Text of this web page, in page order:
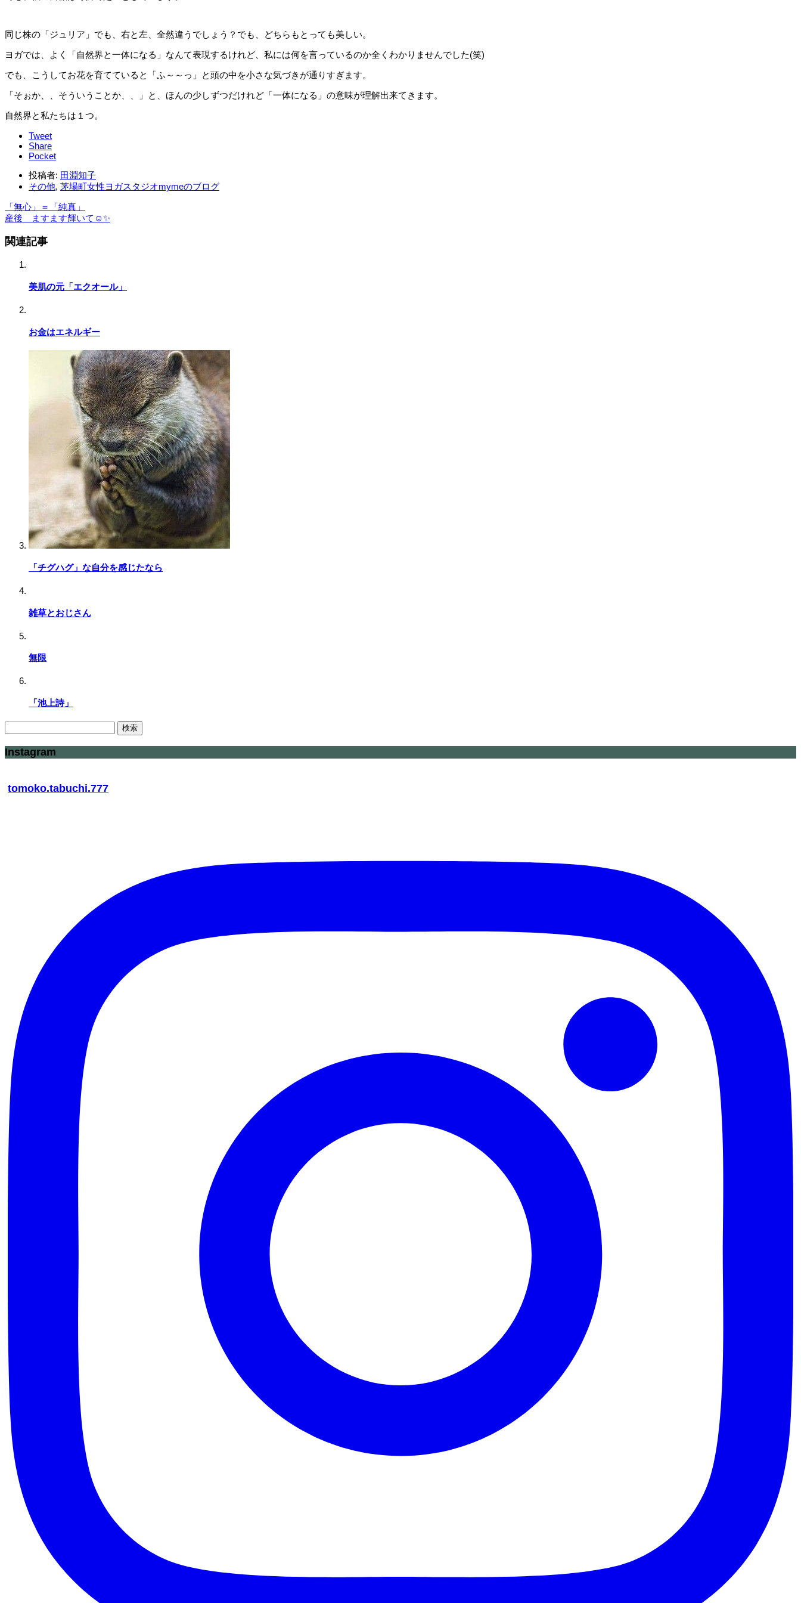
同じ株の「ジュリア」でも、右と左、全然違うでしょう？でも、どちらもとっても美しい。
ヨガでは、よく「自然界と一体になる」なんて表現するけれど、私には何を言っているのか全くわかりませんでした(笑)
でも、こうしてお花を育てていると「ふ～～っ」と頭の中を小さな気づきが通りすぎます。
「そぉか、、そういうことか、、」と、ほんの少しずつだけれど「一体になる」の意味が理解出来てきます。
自然界と私たちは１つ。
Tweet
Share
Pocket
投稿者: 田淵知子
その他, 茅場町女性ヨガスタジオmymeのブログ
「無心」＝「純真」
産後 ますます輝いて☺️✨
関連記事
美肌の元「エクオール」
お金はエネルギー
「チグハグ」な自分を感じたなら
雑草とおじさん
無限
「池上詩」
検
索:
Instagram
tomoko.tabuchi.777